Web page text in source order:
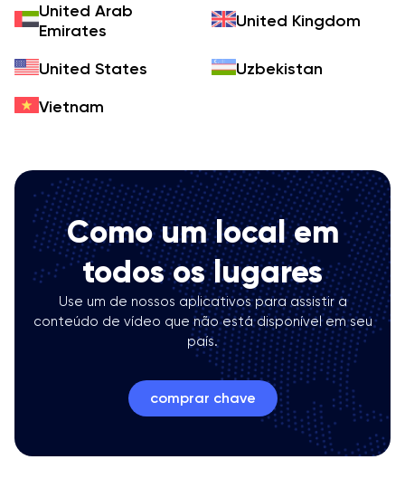
United Arab
Emirates
United Kingdom
United States
Uzbekistan
Vietnam
Como um local em
todos os lugares
Use um de nossos aplicativos para assistir a
conteúdo de vídeo que não está disponível em seu
país.
comprar chave